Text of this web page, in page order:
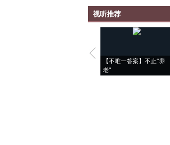
视听推荐
【不唯一答案】不止“养
老”